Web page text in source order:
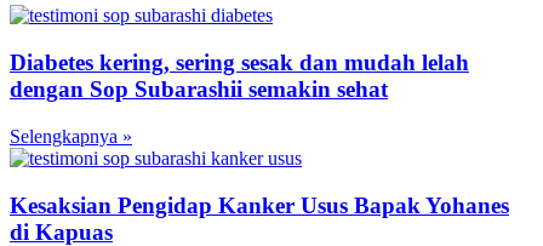
Diabetes kering, sering sesak dan mudah lelah
dengan Sop Subarashii semakin sehat
Selengkapnya »
Kesaksian Pengidap Kanker Usus Bapak Yohanes
di Kapuas